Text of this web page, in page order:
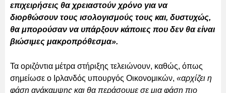
επιχειρήσεις θα χρειαστούν χρόνο για να
διορθώσουν τους ισολογισμούς τους και, δυστυχώς,
θα μπορούσαν να υπάρξουν κάποιες που δεν θα είναι
βιώσιμες μακροπρόθεσμα».
Τα οριζόντια μέτρα στήριξης τελειώνουν, καθώς, όπως
σημείωσε ο Ιρλανδός υπουργός Οικονομικών, «αρχίζει η
φάση ανάκαμψης και θα περάσουμε σε μια φάση πιο